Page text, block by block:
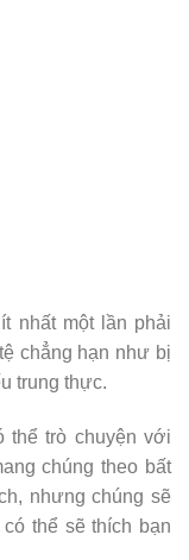
nhất một lần phải
chẳng hạn như bị
trung thực.
thể trò chuyện với
chúng theo bất
nhưng chúng sẽ
thể sẽ thích bạn